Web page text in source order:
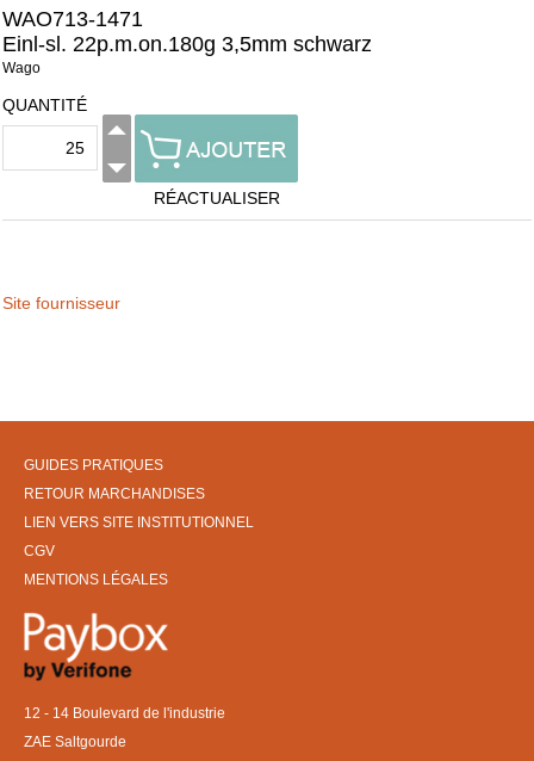
WAO713-1471
Einl-sl. 22p.m.on.180g 3,5mm schwarz
Wago
QUANTITÉ
RÉACTUALISER
Site fournisseur
GUIDES PRATIQUES
RETOUR MARCHANDISES
LIEN VERS SITE INSTITUTIONNEL
CGV
MENTIONS LÉGALES
12 - 14 Boulevard de l'industrie
ZAE Saltgourde